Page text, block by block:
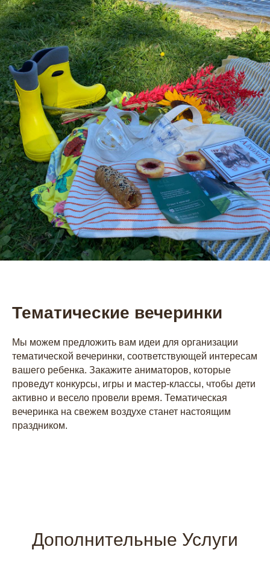
Тематические вечеринки
Мы можем предложить вам идеи для организации
тематической вечеринки, соответствующей интересам
вашего ребенка. Закажите аниматоров, которые
проведут конкурсы, игры и мастер-классы, чтобы дети
активно и весело провели время. Тематическая
вечеринка на свежем воздухе станет настоящим
праздником.
Дополнительные Услуги